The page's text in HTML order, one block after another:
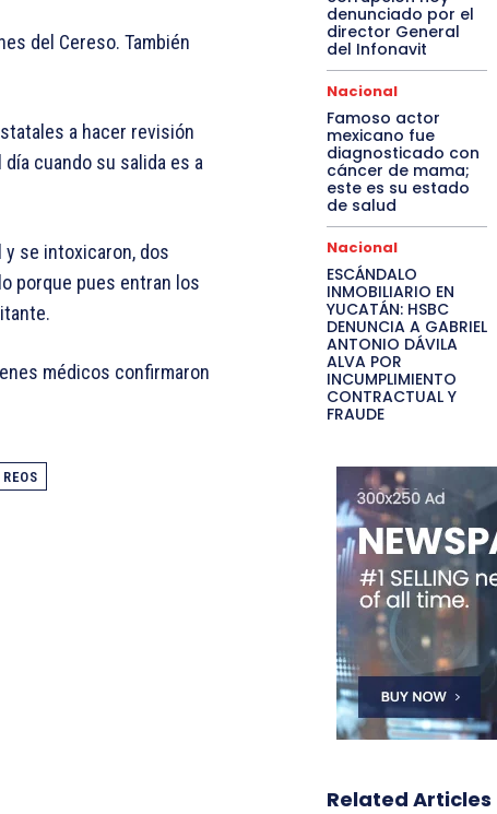
del Cereso. También
a hacer revisión
cuando su salida es a
se intoxicaron, dos
porque pues entran los
médicos confirmaron
REOS
denunciado por el
director General
del Infonavit
Nacional
Famoso actor
mexicano fue
diagnosticado con
cáncer de mama;
este es su estado
de salud
Nacional
ESCÁNDALO
INMOBILIARIO EN
YUCATÁN: HSBC
DENUNCIA A GABRIEL
ANTONIO DÁVILA
ALVA POR
INCUMPLIMIENTO
CONTRACTUAL Y
FRAUDE
Related Articles